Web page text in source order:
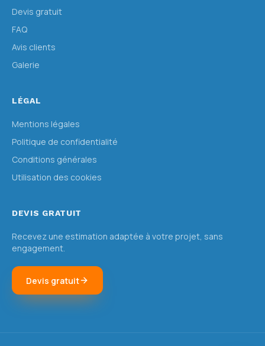
Devis gratuit
FAQ
Avis clients
Galerie
LÉGAL
Mentions légales
Politique de confidentialité
Conditions générales
Utilisation des cookies
DEVIS GRATUIT
Recevez une estimation adaptée à votre projet, sans
engagement.
Devis gratuit